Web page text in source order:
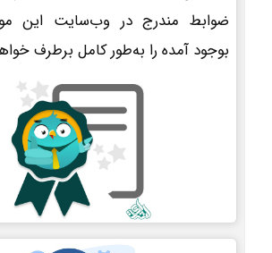
ضوابط مندرج در وب‌سایت این
بوجود آمده را به‌طور کامل برطرف